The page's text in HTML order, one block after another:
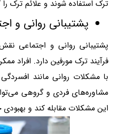
ترک استفاده شوند و علائم ترک
پشتیبانی روانی و
پشتیبانی روانی و اجتماعی
فرآیند ترک مورفین دارد. افراد
با مشکلات روانی مانند
مشاوره‌های فردی و گروهی
این مشکلات مقابله کند و بهبودی